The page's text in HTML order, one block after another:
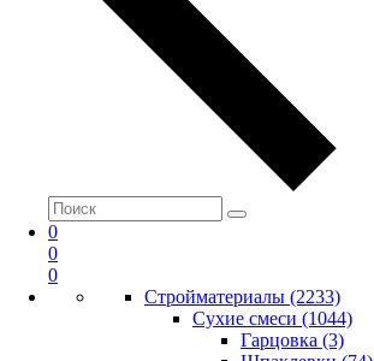
0
0
0
Стройматериалы (2233)
Сухие смеси (1044)
Гарцовка (3)